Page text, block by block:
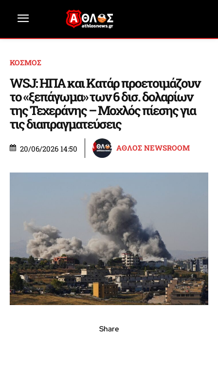
ΚΟΣΜΟΣ
WSJ: ΗΠΑ και Κατάρ προετοιμάζουν
το «ξεπάγωμα» των 6 δισ. δολαρίων
της Τεχεράνης – Μοχλός πίεσης για
τις διαπραγματεύσεις
20/06/2026 14:50 ΑΘΛΟΣ NEWSROOM
Share